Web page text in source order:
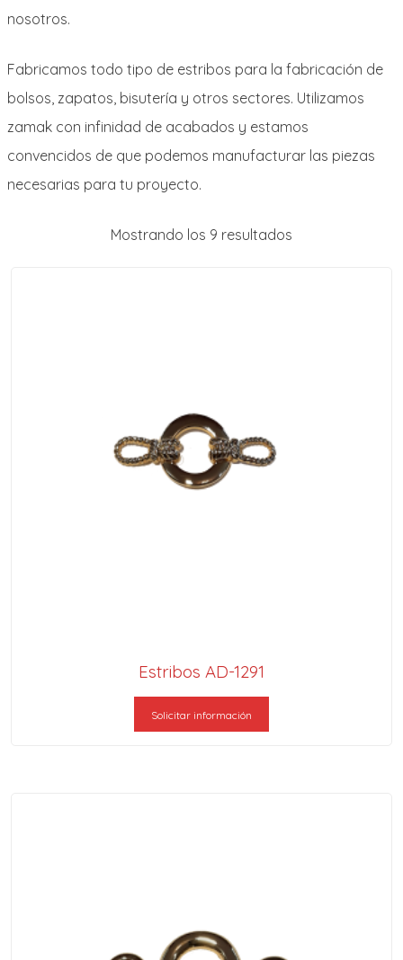
nosotros.
Fabricamos todo tipo de estribos para la fabricación de
bolsos, zapatos, bisutería y otros sectores. Utilizamos
zamak con infinidad de acabados y estamos
convencidos de que podemos manufacturar las piezas
necesarias para tu proyecto.
Mostrando los 9 resultados
Estribos AD-1291
Solicitar información